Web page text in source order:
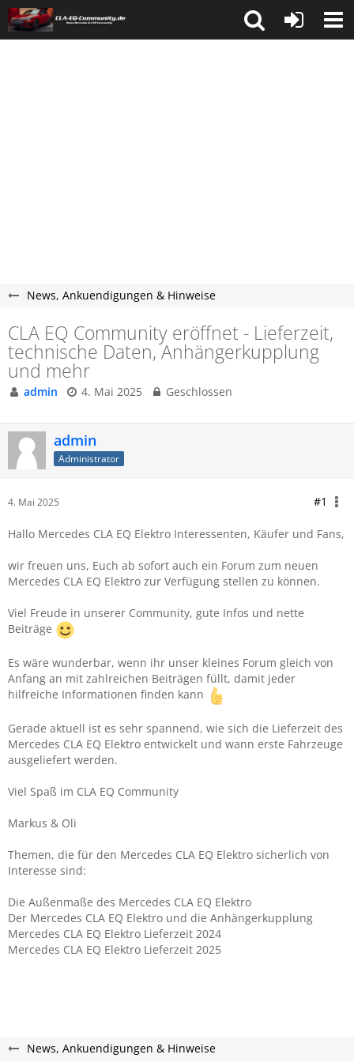
News, Ankuendigungen & Hinweise
CLA EQ Community eröffnet - Lieferzeit,
technische Daten, Anhängerkupplung
und mehr
admin 4. Mai 2025 Geschlossen
admin
Administrator
4. Mai 2025 #1
Hallo Mercedes CLA EQ Elektro Interessenten, Käufer und Fans,
wir freuen uns, Euch ab sofort auch ein Forum zum neuen
Mercedes CLA EQ Elektro zur Verfügung stellen zu können.
Viel Freude in unserer Community, gute Infos und nette
Beiträge
Es wäre wunderbar, wenn ihr unser kleines Forum gleich von
Anfang an mit zahlreichen Beiträgen füllt, damit jeder
hilfreiche Informationen finden kann
Gerade aktuell ist es sehr spannend, wie sich die Lieferzeit des
Mercedes CLA EQ Elektro entwickelt und wann erste Fahrzeuge
ausgeliefert werden.
Viel Spaß im CLA EQ Community
Markus & Oli
Themen, die für den Mercedes CLA EQ Elektro sicherlich von
Interesse sind:
Die Außenmaße des Mercedes CLA EQ Elektro
Der Mercedes CLA EQ Elektro und die Anhängerkupplung
Mercedes CLA EQ Elektro Lieferzeit 2024
Mercedes CLA EQ Elektro Lieferzeit 2025
News, Ankuendigungen & Hinweise